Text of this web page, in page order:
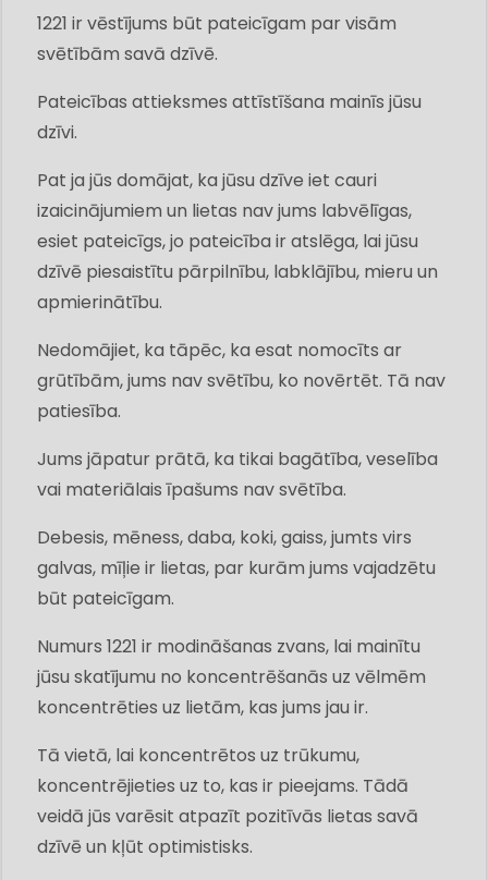
1221 ir vēstījums būt pateicīgam par visām
svētībām savā dzīvē.
Pateicības attieksmes attīstīšana mainīs jūsu
dzīvi.
Pat ja jūs domājat, ka jūsu dzīve iet cauri
izaicinājumiem un lietas nav jums labvēlīgas,
esiet pateicīgs, jo pateicība ir atslēga, lai jūsu
dzīvē piesaistītu pārpilnību, labklājību, mieru un
apmierinātību.
Nedomājiet, ka tāpēc, ka esat nomocīts ar
grūtībām, jums nav svētību, ko novērtēt. Tā nav
patiesība.
Jums jāpatur prātā, ka tikai bagātība, veselība
vai materiālais īpašums nav svētība.
Debesis, mēness, daba, koki, gaiss, jumts virs
galvas, mīļie ir lietas, par kurām jums vajadzētu
būt pateicīgam.
Numurs 1221 ir modināšanas zvans, lai mainītu
jūsu skatījumu no koncentrēšanās uz vēlmēm
koncentrēties uz lietām, kas jums jau ir.
Tā vietā, lai koncentrētos uz trūkumu,
koncentrējieties uz to, kas ir pieejams. Tādā
veidā jūs varēsit atpazīt pozitīvās lietas savā
dzīvē un kļūt optimistisks.